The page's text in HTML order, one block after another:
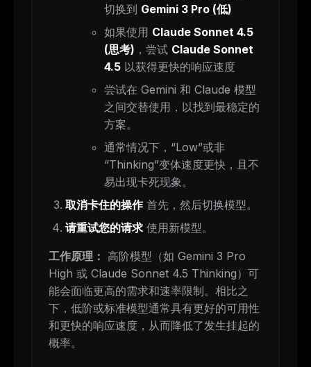
切换到 Gemini 3 Pro (低)
如果使用 Claude Sonnet 4.5
(思考) ，尝试 Claude Sonnet
4.5 以获得更快的响应速度
尝试在 Gemini 和 Claude 模型
之间交替使用，以找到最稳定的
方案。
通常情况下，“Low”或非
“Thinking”变体速度更快，且不
易出现卡死现象。
取消卡住的操作首先，然后切换模型。
请重试您的请求 使用新模型。
工作原理： 高阶模型（如 Gemini 3 Pro
High 或 Claude Sonnet 4.5 Thinking）可
能会面临更高的需求和速率限制。相比之
下，低阶或标准模型通常具有更好的可用性
和更快的响应速度，从而降低了发生挂起的
概率。
MCP pick of the week
New agent skill drop
Rules & workflow pack
Free · Weekly · 2 min read